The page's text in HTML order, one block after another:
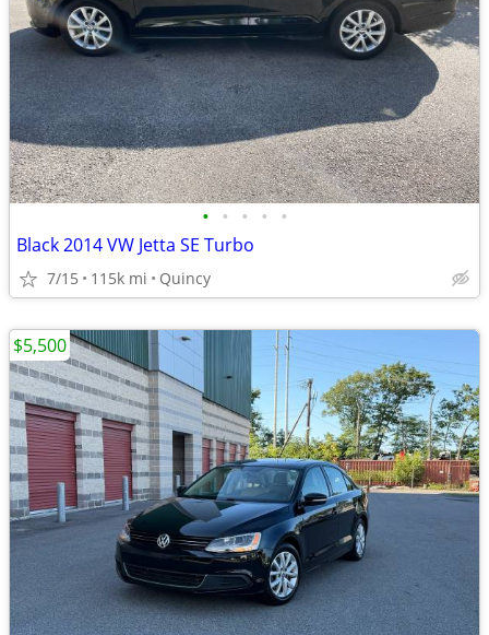
• • • • •
Black 2014 VW Jetta SE Turbo
7/15 115k mi Quincy
$5,500